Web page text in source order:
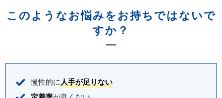
このようなお悩みをお持ちではないで
すか？
慢性的に人手が足りない